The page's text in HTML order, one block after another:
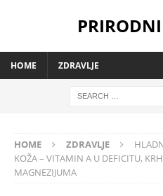
HOME ZDRAVLJE
HOME ZDRAVLJE
KOŽA – VITAMIN A U DEFICITU,
MAGNEZIJUMA